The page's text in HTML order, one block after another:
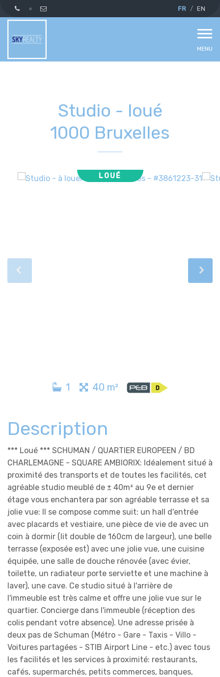
FR EN
MENU
Studio - loué
1000 Bruxelles
LOUÉ
1 40 m²
Description
*** Loué *** SCHUMAN / QUARTIER EUROPEEN / BD
CHARLEMAGNE - SQUARE AMBIORIX: Idéalement situé à
proximité des transports et de toutes les facilités, cet
agréable studio meublé de ± 40m² au 9e et dernier
étage vous enchantera par son agréable terrasse et sa
jolie vue: Il se compose comme suit: un hall d'entrée
avec placards et vestiaire, une pièce de vie de avec un
coin à dormir (lit double de 160cm de largeur), une belle
terrasse (exposée est) avec une jolie vue, une cuisine
équipée, une salle de douche rénovée (avec évier,
toilette, un radiateur porte serviette et une machine à
laver), une cave. Ce studio situé à l'arrière de
l'immeuble est très calme et offre une jolie vue sur le
quartier. Concierge dans l'immeuble (réception des
colis pendant votre absence). Une adresse prisée à
deux pas de Schuman (Métro - Gare - Taxis - Villo -
Voitures partagées - STIB Airport Line - etc.) avec tous
les facilités et les services à proximité: restaurants,
cafés, supermarchés, petits commerces, banques,